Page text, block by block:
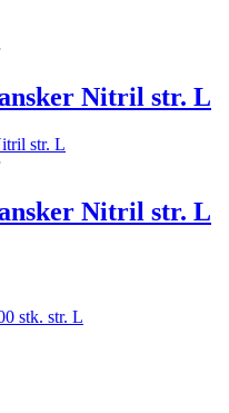
Nitril str. L
Nitril str. L
stk. str. L